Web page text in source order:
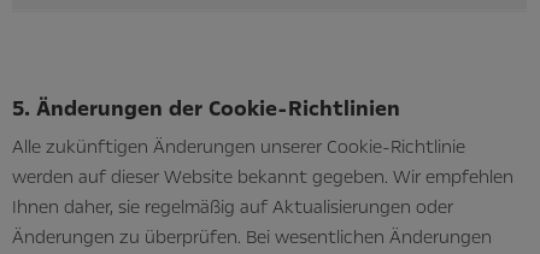
5. Änderungen der Cookie-Richtlinien
Alle zukünftigen Änderungen unserer Cookie-Richtlinie
werden auf dieser Website bekannt gegeben. Wir empfehlen
Ihnen daher, sie regelmäßig auf Aktualisierungen oder
Änderungen zu überprüfen. Bei wesentlichen Änderungen